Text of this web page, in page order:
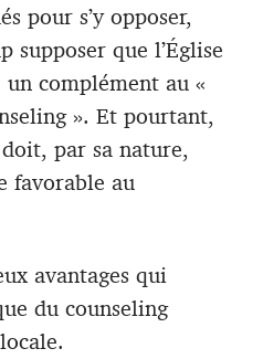
pour s’y opposer,
supposer que l’Église
complément au «
». Et pourtant,
par sa nature,
favorable au
avantages qui
du counseling